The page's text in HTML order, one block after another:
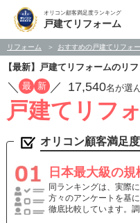
オリコン顧客満足度ランキング
戸建てリフォーム
リフォーム おすすめの戸建てリフォ
【最新】戸建てリフォームのリ
／ 最 新 ／ 17,540名が選
戸建てリフ
オリコン顧客満足
日本最大級の
同ランキングは、実際
方々のアンケートを基
徹底比較しています。